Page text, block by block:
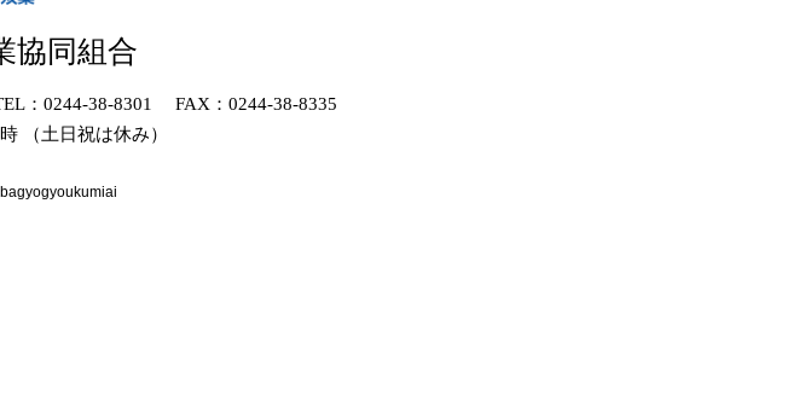
協同組合
：0244-38-8301 FAX：0244-38-8335
（土日祝は休み）